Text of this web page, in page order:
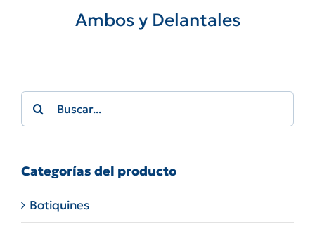
Ambos y Delantales
Search
for:
Categorías del producto
Botiquines